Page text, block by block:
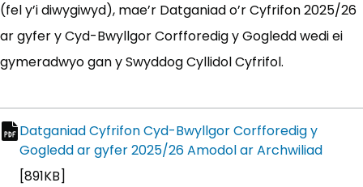
(fel y’i diwygiwyd), mae’r Datganiad o’r Cyfrifon 2025/26
ar gyfer y Cyd-Bwyllgor Corfforedig y Gogledd wedi ei
gymeradwyo gan y Swyddog Cyllidol Cyfrifol.
Datganiad Cyfrifon Cyd-Bwyllgor Corfforedig y
Gogledd ar gyfer 2025/26 Amodol ar Archwiliad
pdf file
[891KB]